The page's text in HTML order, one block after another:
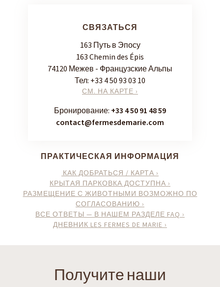
Получите наши
СВЯЗАТЬСЯ
163 Путь в Эпосу
163 Chemin des Épis
74120 Межев - Французские Альпы
Тел: +33 4 50 93 03 10
СМ. НА КАРТЕ ›
Бронирование: +33 4 50 91 48 59
contact@fermesdemarie.com
ПРАКТИЧЕСКАЯ ИНФОРМАЦИЯ
КАК ДОБРАТЬСЯ / КАРТА ›
КРЫТАЯ ПАРКОВКА ДОСТУПНА ›
РАЗМЕЩЕНИЕ С ЖИВОТНЫМИ ВОЗМОЖНО ПО
СОГЛАСОВАНИЮ ›
ВСЕ ОТВЕТЫ — В НАШЕМ РАЗДЕЛЕ FAQ ›
ДНЕВНИК LES FERMES DE MARIE ›